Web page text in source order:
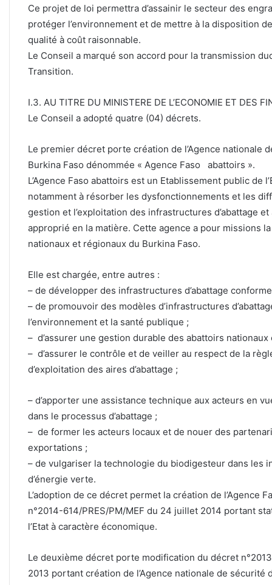
Ce projet de loi permettra d’assainir le secteur des
protéger l’environnement et de mettre à la disposition
qualité à coût raisonnable.
Le Conseil a marqué son accord pour la transmission
Transition.
I.3. AU TITRE DU MINISTERE DE L’ECONOMIE ET DES
Le Conseil a adopté quatre (04) décrets.
Le premier décret porte création de l’Agence nationale
Burkina Faso dénommée « Agence Faso abattoirs ».
L’Agence Faso abattoirs est un Etablissement public de
notamment à résorber les dysfonctionnements et les
gestion et l’exploitation des infrastructures d’abattage
approprié en la matière. Cette agence a pour missions
nationaux et régionaux du Burkina Faso.
Elle est chargée, entre autres :
– de développer des infrastructures d’abattage
– de promouvoir des modèles d’infrastructures
l’environnement et la santé publique ;
– d’assurer une gestion durable des abattoirs nationaux
– d’assurer le contrôle et de veiller au respect de la
d’exploitation des aires d’abattage ;
– d’apporter une assistance technique aux acteurs en
dans le processus d’abattage ;
– de former les acteurs locaux et de nouer des
exportations ;
– de vulgariser la technologie du biodigesteur dans les
d’énergie verte.
L’adoption de ce décret permet la création de l’Agence
n°2014-614/PRES/PM/MEF du 24 juillet 2014 portant
l’Etat à caractère économique.
Le deuxième décret porte modification du décret
2013 portant création de l’Agence nationale de sécurité